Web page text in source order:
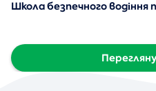
Школа безпечного водіння